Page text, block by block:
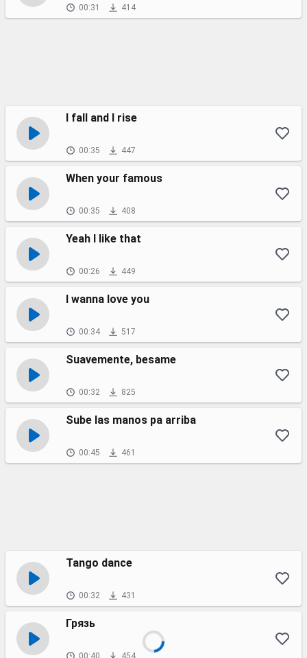
00:31 414
I fall and I rise
00:35 447
When your famous
00:35 408
Yeah I like that
00:26 449
I wanna love you
00:34 517
Suavemente, besame
00:32 825
Sube las manos pa arriba
00:45 461
Tango dance
00:32 431
Грязь
00:40 454